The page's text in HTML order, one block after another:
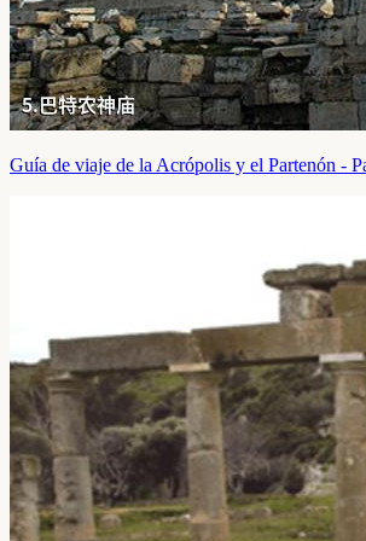
Guía de viaje de la Acrópolis y el Partenón -